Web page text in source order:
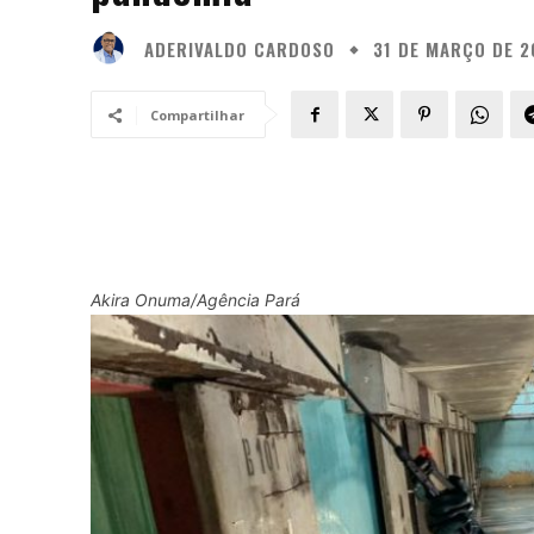
ADERIVALDO CARDOSO 31 DE MARÇO DE
Compartilhar
Akira Onuma/Agência Pará